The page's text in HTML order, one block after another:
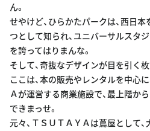
ん。
せやけど、ひらかたパークは、西日
つとして知られ、ユニバーサルスタ
を誇ってはりまんな。
そして、奇抜なデザインが目を引く
ここは、本の販売やレンタルを中心
Ａが運営する商業施設で、最上階か
できまっせ。
元々、ＴＳＵＴＡＹＡは蔦屋として